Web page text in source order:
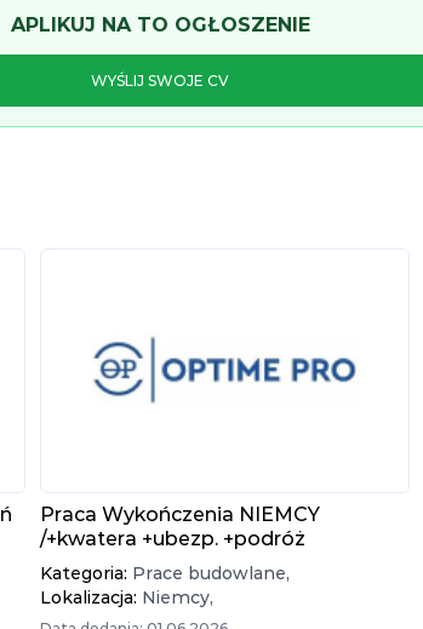
APLIKUJ NA TO OGŁOSZENIE
WYŚLIJ SWOJE CV
Praca Wykończenia NIEMCY
/+kwatera +ubezp. +podróż
Kategoria: Prace budowlane,
Lokalizacja: Niemcy,